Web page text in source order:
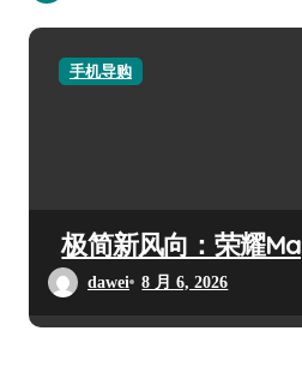
手机导购
极简新风向：荣耀
dawei 8 月 6, 2026